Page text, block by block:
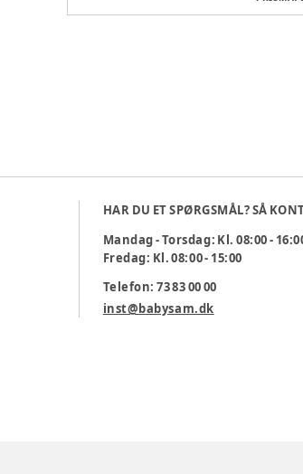
HAR DU ET SPØRGSMÅL? SÅ
Mandag - Torsdag: Kl. 08:00 -
Fredag: Kl. 08:00 - 15:00
Telefon: 73 83 00 00
inst@babysam.dk